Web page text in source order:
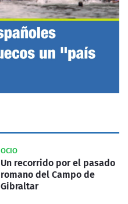
OCIO
Un recorrido por el pasado
romano del Campo de
Gibraltar